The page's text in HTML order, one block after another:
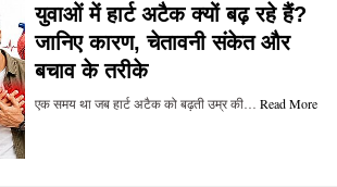
युवाओं में हार्ट अटैक क्यों बढ़ रहे हैं?
जानिए कारण, चेतावनी संकेत और
बचाव के तरीके
एक समय था जब हार्ट अटैक को बढ़ती उम्र की… Read More